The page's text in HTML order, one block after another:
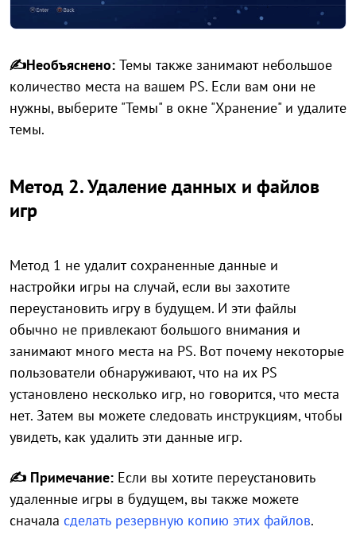
✍Необъяснено: Темы также занимают небольшое
количество места на вашем PS. Если вам они не
нужны, выберите "Темы" в окне "Хранение" и удалите
темы.
Метод 2. Удаление данных и файлов
игр
Метод 1 не удалит сохраненные данные и
настройки игры на случай, если вы захотите
переустановить игру в будущем. И эти файлы
обычно не привлекают большого внимания и
занимают много места на PS. Вот почему некоторые
пользователи обнаруживают, что на их PS
установлено несколько игр, но говорится, что места
нет. Затем вы можете следовать инструкциям, чтобы
увидеть, как удалить эти данные игр.
✍ Примечание: Если вы хотите переустановить
удаленные игры в будущем, вы также можете
сначала сделать резервную копию этих файлов.